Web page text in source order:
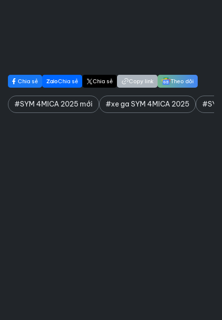
Chia sẻ Chia sẻ Chia sẻ Copy link Theo dõi
#SYM 4MICA 2025 mới #xe ga SYM 4MICA 2025